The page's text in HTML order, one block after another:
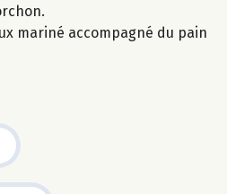
mariné accompagné du pain